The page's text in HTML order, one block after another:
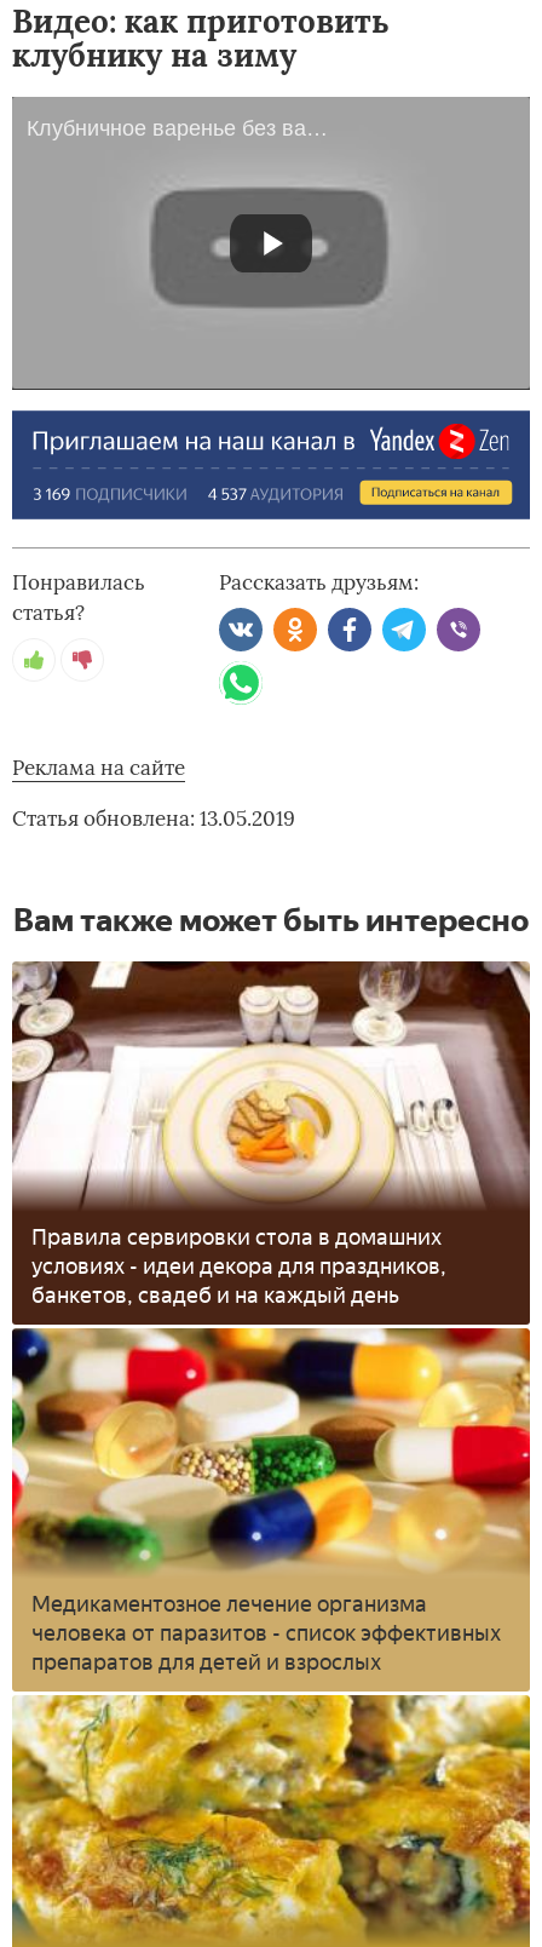
Видео: как приготовить
клубнику на зиму
Клубничное варенье без варки 1
Понравилась
статья?
Рассказать друзьям:
Реклама на сайте
Статья обновлена: 13.05.2019
Вам также может быть интересно
Правила сервировки стола в домашних
условиях - идеи декора для праздников,
банкетов, свадеб и на каждый день
Медикаментозное лечение организма
человека от паразитов - список эффективных
препаратов для детей и взрослых